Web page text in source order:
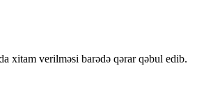
xitam verilməsi barədə qərar qəbul edib.